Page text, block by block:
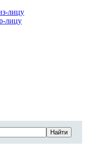
лицу
лицу
Найти